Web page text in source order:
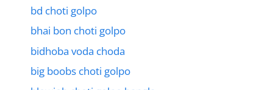
bd choti golpo
bhai bon choti golpo
bidhoba voda choda
big boobs choti golpo